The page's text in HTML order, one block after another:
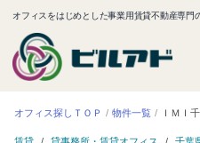
オフィスをはじめとした事業用賃貸不動産専門
オフィス探しＴＯＰ 物件一覧 ＩＭＩ